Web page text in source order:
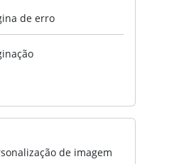
de erro
de imagem